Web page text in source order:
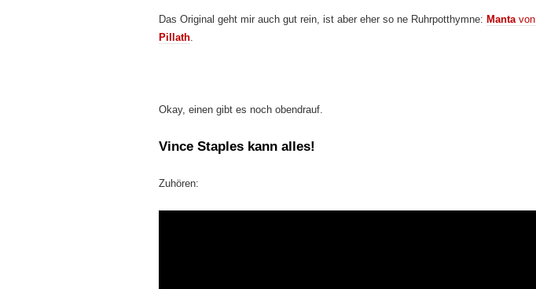
Das Original geht mir auch gut rein, ist aber eher so ne Ruhrpotthymne: Mantavon
Pillath.
Okay, einen gibt es noch obendrauf.
Vince Staples kann alles!
Zuhören: